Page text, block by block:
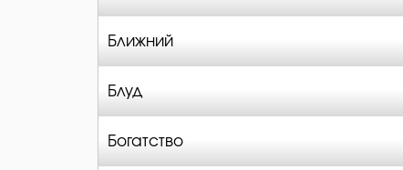
Ближний
Блуд
Богатство